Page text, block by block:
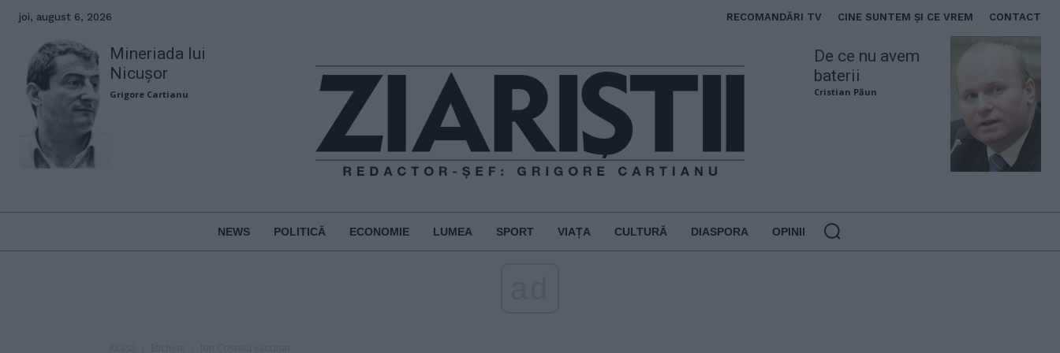
joi, august 6, 2026 RECOMANDĂRI TV CINE SUNTEM ȘI CE VREM CONTACT
Mineriada lui
Nicușor
Grigore Cartianu
De ce nu avem
baterii
Cristian Păun
NEWS POLITICĂ ECONOMIE LUMEA SPORT VIAȚA CULTURĂ DIASPORA OPINII